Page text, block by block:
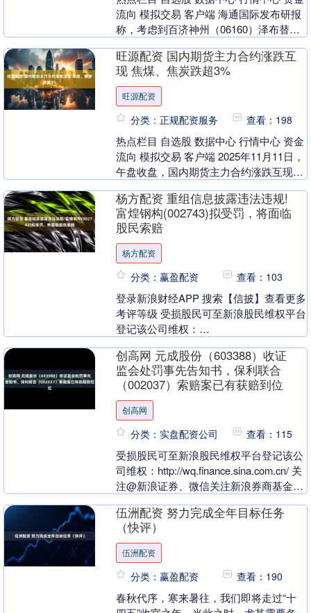
流向 模拟交易 客户端 海通国际发布研报
称，考虑到百济神州（06160）泽布替尼
在美国及欧洲市场的放量超该行预期，故
上....
旺源配资 国内期货主力合约涨跌互
现 焦煤、焦炭跌超3%
旺源配资
分类：正规配资服务 查看：198
热点栏目 自选股 数据中心 行情中心 资金
流向 模拟交易 客户端 2025年11月11日，
午盘收盘，国内期货主力合约涨跌互现。
沪银涨超3%，沪金、菜油涨超2%，....
杨方配资 重组信息披露违法违规!
富煌钢构(002743)拟受罚，将面临
股民索赔
杨方配资
分类：赢盈配资 查看：103
登录新浪财经APP 搜索【信披】查看更多
考评等级 受损股民可至新浪股民维权平台
登记该公司维权：
http://wq.finance.sina.com.cn/ 关注....
创高网 元成股份（603388）收证
监会处罚事先告知书，保利联合
（002037）索赔案已有获赔到位
创高网
分类：实盘配资公司 查看：115
受损股民可至新浪股民维权平台登记该公
司维权：http://wq.finance.sina.com.cn/ 关
注@新浪证券、微信关注新浪券商基金、
百度搜索新浪股民....
伍洲配资 努力完成全年目标任务
（快评）
伍洲配资
分类：赢盈配资 查看：190
春秋代序，寒来暑往，我们即将走过“十